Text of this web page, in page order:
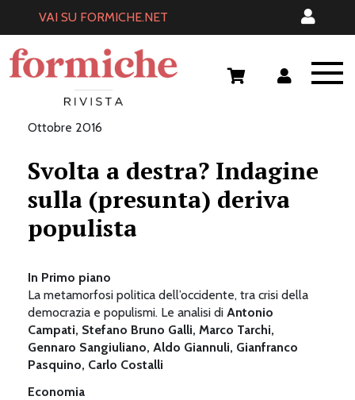
VAI SU FORMICHE.NET
Ottobre 2016
Svolta a destra? Indagine
sulla (presunta) deriva
populista
In Primo piano
La metamorfosi politica dell’occidente, tra crisi della
democrazia e populismi. Le analisi di Antonio
Campati, Stefano Bruno Galli, Marco Tarchi,
Gennaro Sangiuliano, Aldo Giannuli, Gianfranco
Pasquino, Carlo Costalli
Economia